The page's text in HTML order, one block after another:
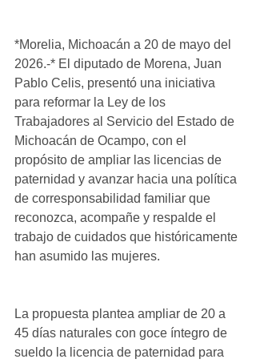
*Morelia, Michoacán a 20 de mayo del
2026.-* El diputado de Morena, Juan
Pablo Celis, presentó una iniciativa
para reformar la Ley de los
Trabajadores al Servicio del Estado de
Michoacán de Ocampo, con el
propósito de ampliar las licencias de
paternidad y avanzar hacia una política
de corresponsabilidad familiar que
reconozca, acompañe y respalde el
trabajo de cuidados que históricamente
han asumido las mujeres.
La propuesta plantea ampliar de 20 a
45 días naturales con goce íntegro de
sueldo la licencia de paternidad para